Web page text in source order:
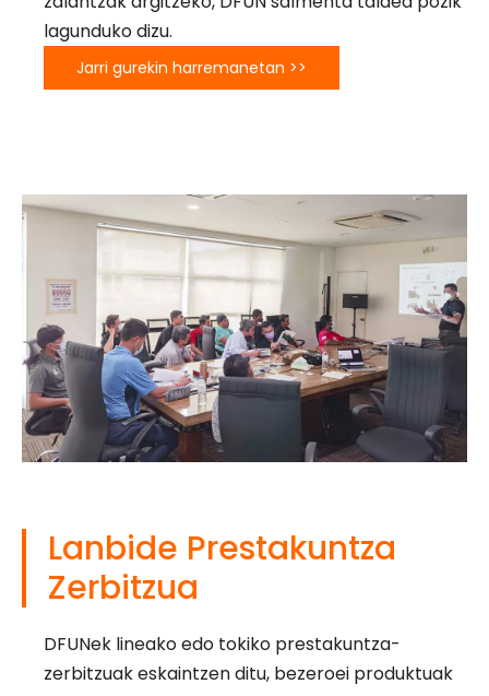
lagunduko dizu.
Jarri gurekin harremanetan >>
Lanbide Prestakuntza
Zerbitzua
DFUNek lineako edo tokiko prestakuntza-
zerbitzuak eskaintzen ditu, bezeroei produktuak